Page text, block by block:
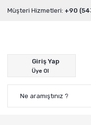
Müşteri Hizmetleri: +90
Giriş Yap
Üye Ol